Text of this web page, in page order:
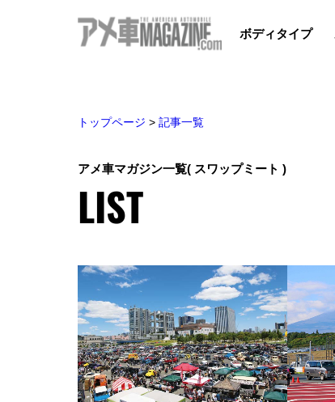
ボディタイプ
トップページ > 記事一覧
アメ車マガジン一覧( スワップミート )
LIST